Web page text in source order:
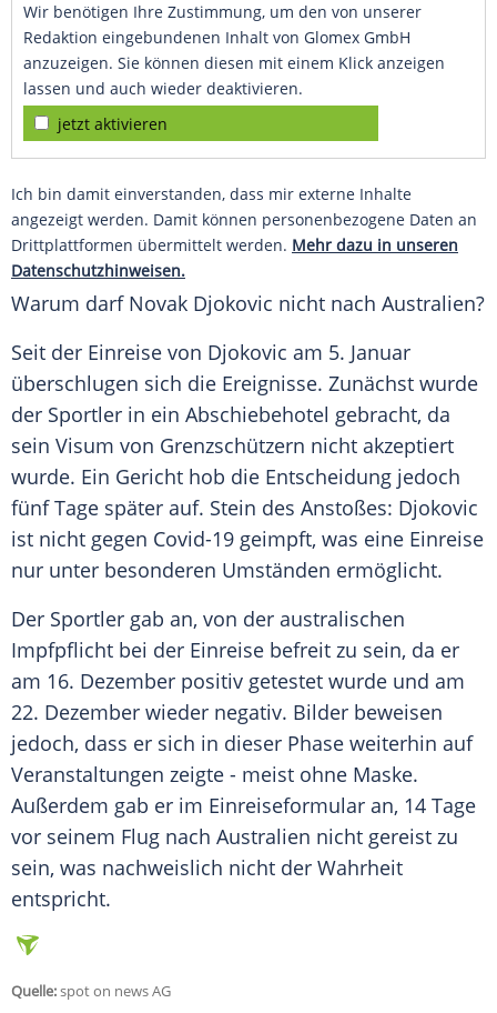
Wir benötigen Ihre Zustimmung, um den von unserer
Redaktion eingebundenen Inhalt von Glomex GmbH
anzuzeigen. Sie können diesen mit einem Klick anzeigen
lassen und auch wieder deaktivieren.
jetzt aktivieren
Ich bin damit einverstanden, dass mir externe Inhalte
angezeigt werden. Damit können personenbezogene Daten an
Drittplattformen übermittelt werden. Mehr dazu in unseren
Datenschutzhinweisen.
Warum darf Novak Djokovic nicht nach Australien?
Seit der Einreise von Djokovic am 5. Januar
überschlugen sich die Ereignisse. Zunächst wurde
der Sportler in ein Abschiebehotel gebracht, da
sein Visum von Grenzschützern nicht akzeptiert
wurde. Ein Gericht hob die Entscheidung jedoch
fünf Tage später auf. Stein des Anstoßes: Djokovic
ist nicht gegen Covid-19 geimpft, was eine Einreise
nur unter besonderen Umständen ermöglicht.
Der Sportler gab an, von der australischen
Impfpflicht bei der Einreise befreit zu sein, da er
am 16. Dezember positiv getestet wurde und am
22. Dezember wieder negativ. Bilder beweisen
jedoch, dass er sich in dieser Phase weiterhin auf
Veranstaltungen zeigte - meist ohne Maske.
Außerdem gab er im Einreiseformular an, 14 Tage
vor seinem Flug nach Australien nicht gereist zu
sein, was nachweislich nicht der Wahrheit
entspricht.
Quelle:spot on news AG